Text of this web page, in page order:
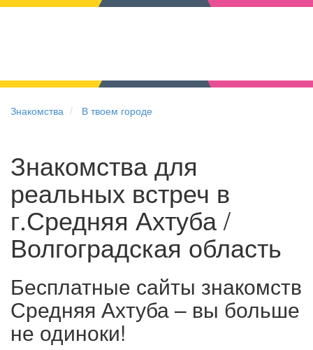
Знакомства В твоем городе
Знакомства для
реальных встреч в
г.Средняя Ахтуба /
Волгоградская область
Бесплатные сайты знакомств
Средняя Ахтуба – вы больше
не одиноки!